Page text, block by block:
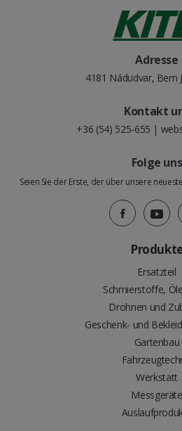
Adresse
4181 Nádudvar, Bem
Kontakt
+36 (54) 525-655 |
Folge uns
Seien Sie der Erste, der über unsere
Ersatzteil
Schmierstoffe,
Drohnen und
Geschenk- und
Gartenbau
Werkstatt
Messgeräte